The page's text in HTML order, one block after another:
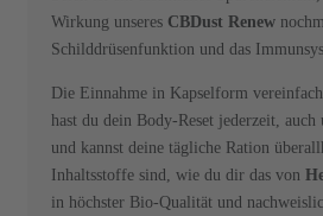
Wirkung unseres CBDust Renew
Schilddrüsenfunktion und das
Die Einnahme in Kapselform
hast du dein Body-Reset jederzeit, auch
und kannst deine tägliche Ration
Inhaltsstoffe sind, wie du dir das von
in höchster Bio-Qualität und